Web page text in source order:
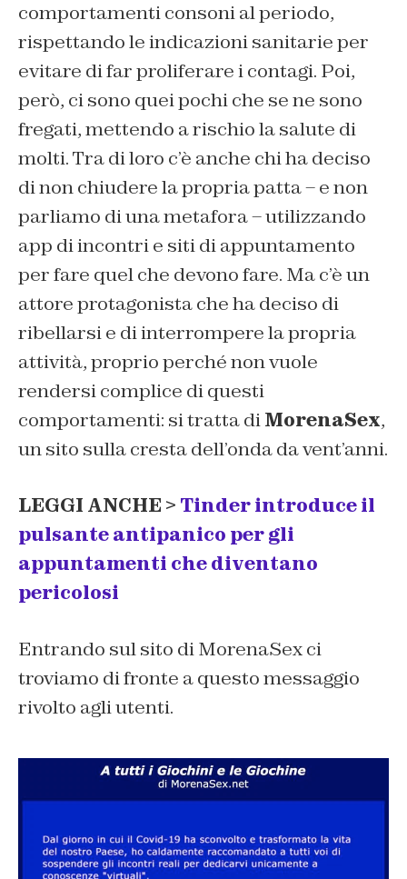
comportamenti consoni al periodo,
rispettando le indicazioni sanitarie per
evitare di far proliferare i contagi. Poi,
però, ci sono quei pochi che se ne sono
fregati, mettendo a rischio la salute di
molti. Tra di loro c’è anche chi ha deciso
di non chiudere la propria patta – e non
parliamo di una metafora – utilizzando
app di incontri e siti di appuntamento
per fare quel che devono fare. Ma c’è un
attore protagonista che ha deciso di
ribellarsi e di interrompere la propria
attività, proprio perché non vuole
rendersi complice di questi
comportamenti: si tratta diMorenaSex,
un sito sulla cresta dell’onda da vent’anni.
LEGGI ANCHE > Tinder introduce il
pulsante antipanico per gli
appuntamenti che diventano
pericolosi
Entrando sul sito di MorenaSex ci
troviamo di fronte a questo messaggio
rivolto agli utenti.